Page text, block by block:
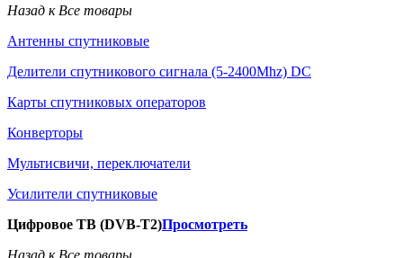
Назад к Все товары
Антенны спутниковые
Делители спутникового сигнала (5-2400Mhz) DC
Карты спутниковых операторов
Конверторы
Мультисвичи, переключатели
Усилители спутниковые
Цифровое ТВ (DVB-T2)Просмотреть
Назад к Все товары